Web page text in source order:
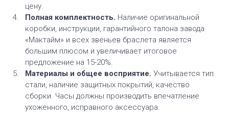
цену.
Полная комплектность. Наличие оригинальной
коробки, инструкции, гарантийного талона завода
«Мактайм» и всех звеньев браслета является
большим плюсом и увеличивает итоговое
предложение на 15-20%.
Материалы и общее восприятие. Учитывается тип
стали, наличие защитных покрытий, качество
сборки. Часы должны производить впечатление
ухоженного, исправного аксессуара.